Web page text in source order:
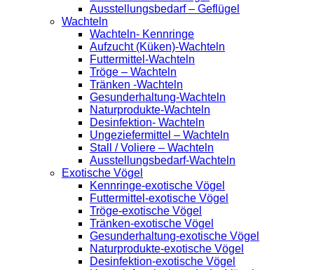
Ausstellungsbedarf – Geflügel
Wachteln
Wachteln- Kennringe
Aufzucht (Küken)-Wachteln
Futtermittel-Wachteln
Tröge – Wachteln
Tränken -Wachteln
Gesunderhaltung-Wachteln
Naturprodukte-Wachteln
Desinfektion- Wachteln
Ungeziefermittel – Wachteln
Stall / Voliere – Wachteln
Ausstellungsbedarf-Wachteln
Exotische Vögel
Kennringe-exotische Vögel
Futtermittel-exotische Vögel
Tröge-exotische Vögel
Tränken-exotische Vögel
Gesunderhaltung-exotische Vögel
Naturprodukte-exotische Vögel
Desinfektion-exotische Vögel